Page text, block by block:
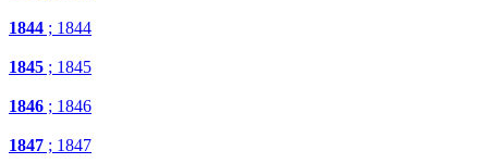
1844 ; 1844
1845 ; 1845
1846 ; 1846
1847 ; 1847